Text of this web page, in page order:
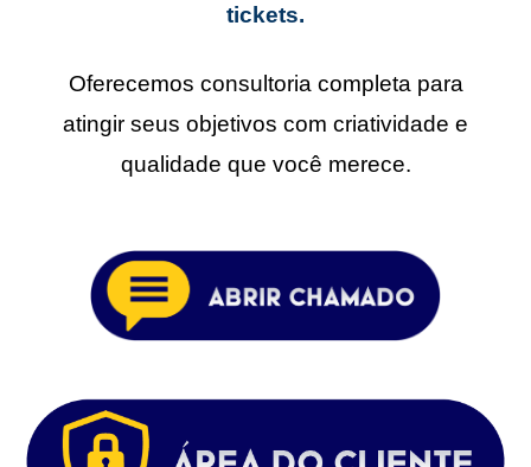
tickets.
Oferecemos consultoria completa para
atingir seus objetivos com criatividade e
qualidade que você merece.